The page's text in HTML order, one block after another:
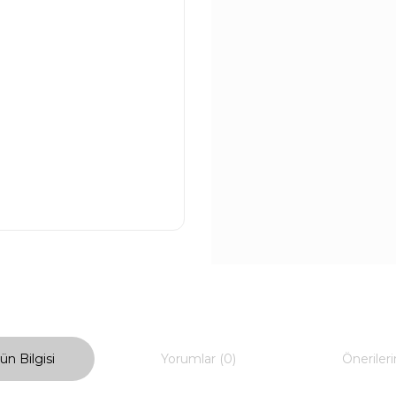
Bilgisi Yorumlar (0)